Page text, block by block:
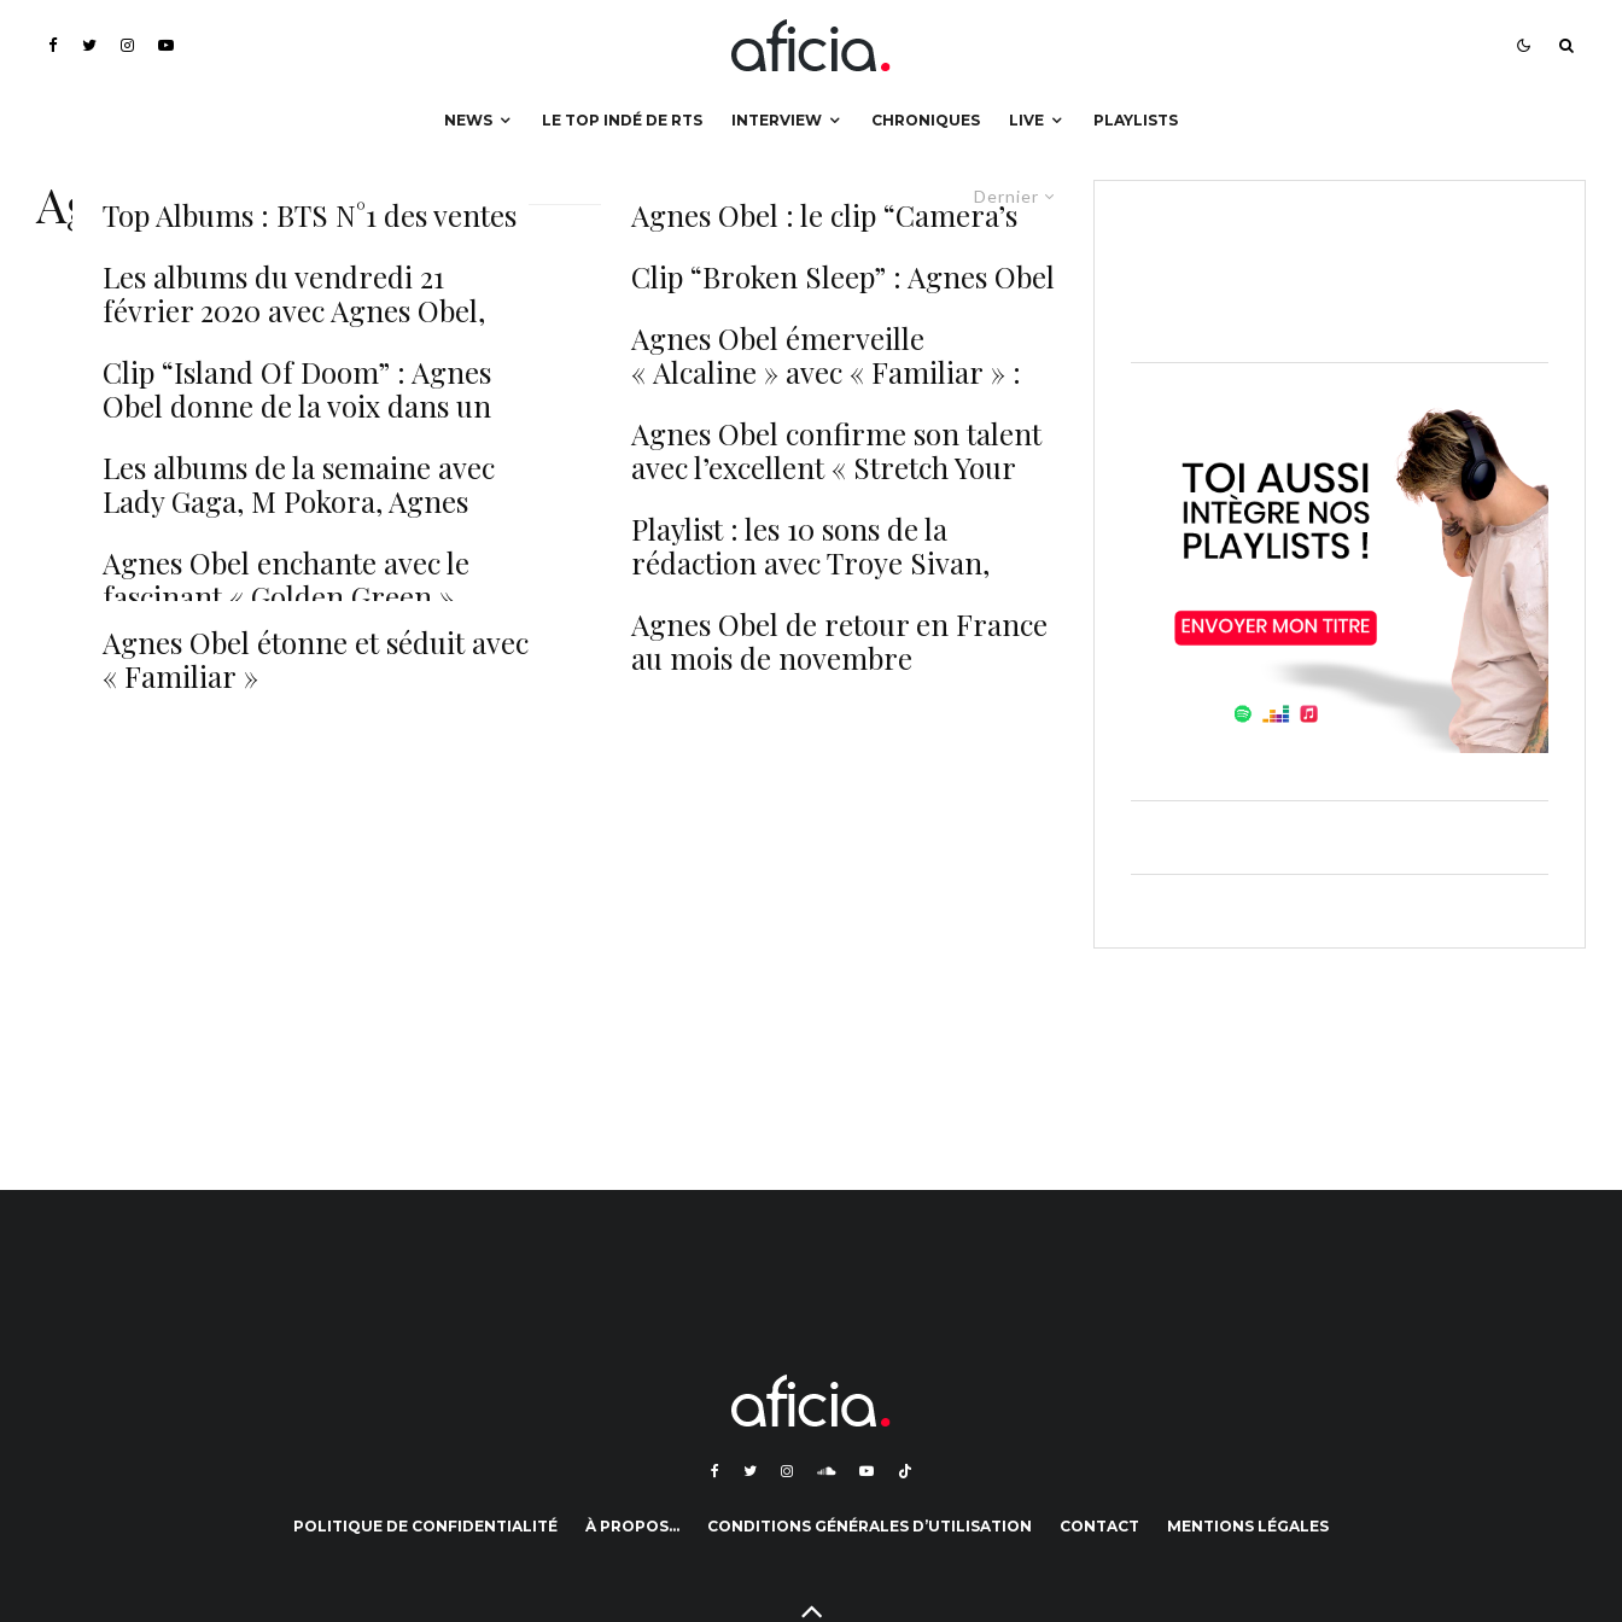
NEWS LE TOP INDÉ DE RTS INTERVIEW CHRONIQUES LIVE PLAYLISTS
Dernier
Agnes Obel
Top Albums : BTS N°1 des ventes
Les albums du vendredi 21
février 2020 avec Agnes Obel,
Clip “Island Of Doom” : Agnes
Obel donne de la voix dans un
Les albums de la semaine avec
Lady Gaga, M Pokora, Agnes
Agnes Obel enchante avec le
fascinant « Golden Green »
Agnes Obel étonne et séduit avec
« Familiar »
Agnes Obel : le clip “Camera’s
Clip “Broken Sleep” : Agnes Obel
Agnes Obel émerveille
« Alcaline » avec « Familiar » :
Agnes Obel confirme son talent
avec l’excellent « Stretch Your
Playlist : les 10 sons de la
rédaction avec Troye Sivan,
Agnes Obel de retour en France
au mois de novembre
POLITIQUE DE CONFIDENTIALITÉ À PROPOS… CONDITIONS GÉNÉRALES D’UTILISATION CONTACT MENTIONS LÉGALES